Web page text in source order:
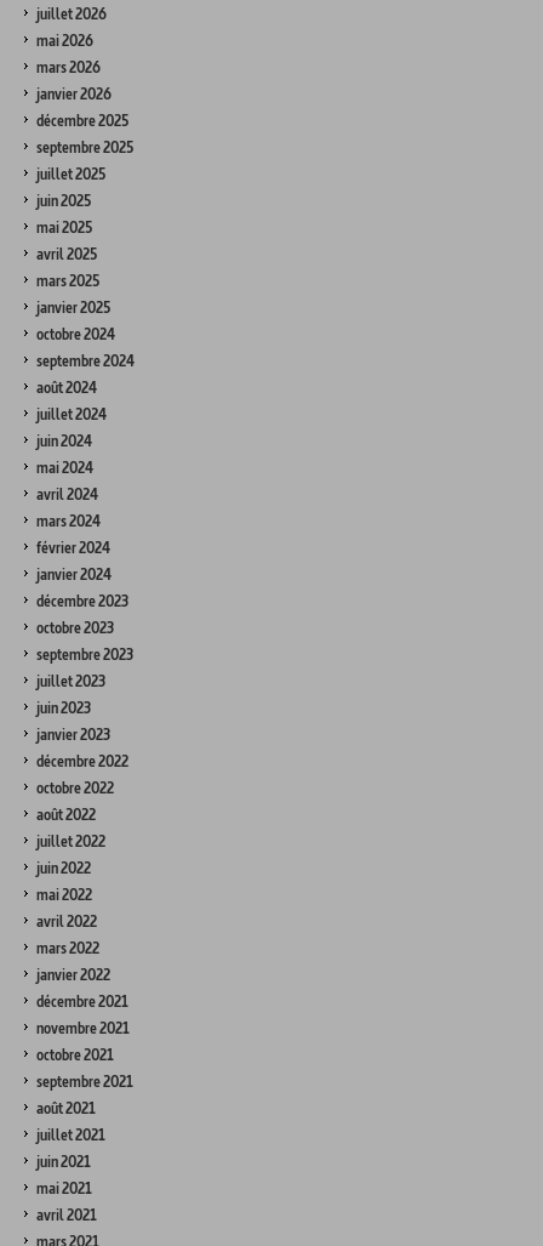
juillet 2026
mai 2026
mars 2026
janvier 2026
décembre 2025
septembre 2025
juillet 2025
juin 2025
mai 2025
avril 2025
mars 2025
janvier 2025
octobre 2024
septembre 2024
août 2024
juillet 2024
juin 2024
mai 2024
avril 2024
mars 2024
février 2024
janvier 2024
décembre 2023
octobre 2023
septembre 2023
juillet 2023
juin 2023
janvier 2023
décembre 2022
octobre 2022
août 2022
juillet 2022
juin 2022
mai 2022
avril 2022
mars 2022
janvier 2022
décembre 2021
novembre 2021
octobre 2021
septembre 2021
août 2021
juillet 2021
juin 2021
mai 2021
avril 2021
mars 2021